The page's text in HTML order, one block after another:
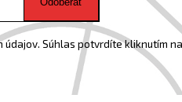
Súhlas potvrdíte kliknutím